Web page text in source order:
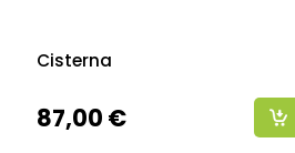
Cisterna
87,00 €